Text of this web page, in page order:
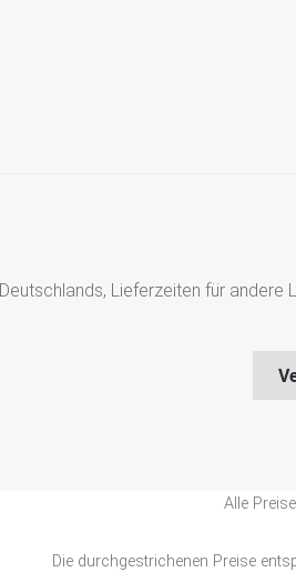
Lieferzeiten für
Alle
Die durchgestrichenen Preise